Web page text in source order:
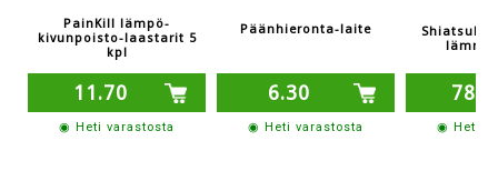
PainKill lämpö-
kivunpoisto-laastarit 5
kpl
11.70
◉ Heti varastosta
Päänhieronta-laite
6.30
◉ Heti varastosta ◉ Heti